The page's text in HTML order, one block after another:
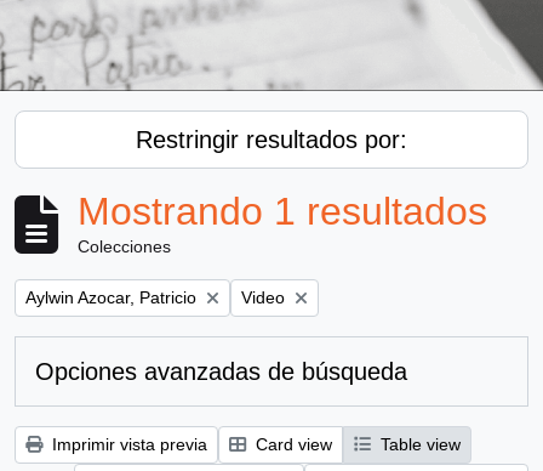
Restringir resultados por:
Mostrando 1 resultados
Colecciones
Remove filter:
Aylwin Azocar, Patricio Remove filter:
Video
Opciones avanzadas de búsqueda
Imprimir vista previa Card view
Table view